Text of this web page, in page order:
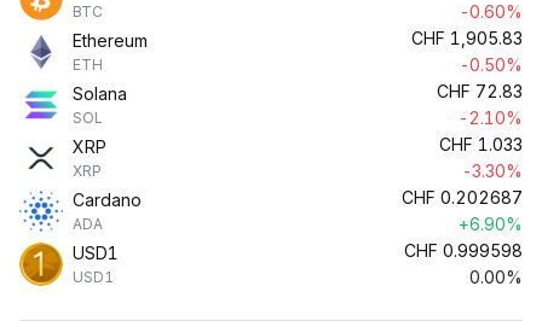
BTC
-0.60%
Ethereum
ETH
CHF 1,905.83
-0.50%
Solana
SOL
CHF 72.83
-2.10%
XRP
XRP
CHF 1.033
-3.30%
Cardano
ADA
CHF 0.202687
+6.90%
USD1
USD1
CHF 0.999598
0.00%